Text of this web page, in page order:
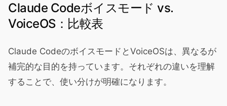
Claude Codeボイスモード vs.
VoiceOS：比較表
Claude CodeのボイスモードとVoiceOSは、異なるが
補完的な目的を持っています。それぞれの違いを理解
することで、使い分けが明確になります。